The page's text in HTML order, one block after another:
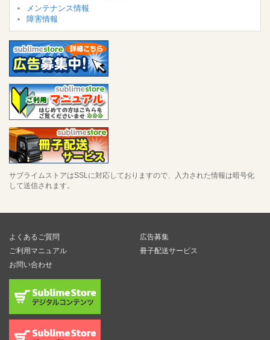
メンテナンス情報
障害情報
サブライムストアはSSLに対応しておりますので、入力された情報は暗号化
して送信されます。
よくあるご質問
ご利用マニュアル
お問い合わせ
広告募集
冊子配送サービス